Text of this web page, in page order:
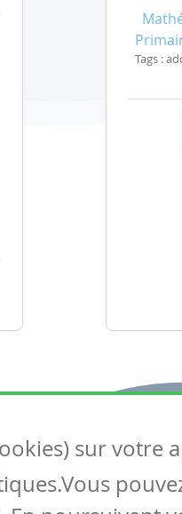
Tags :
Suivez-
Contactez-
Soutien
sur votre